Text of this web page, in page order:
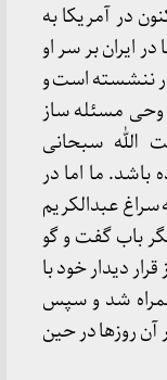
در آمریکا به
ایران بر سر او
ننشسته است و
وحی مسئله ساز
الله سبحانی
باشد. ما اما در
عبدالکریم
باب گفت و گو
دیدار خود با
شد و سپس
آن روزها در حین